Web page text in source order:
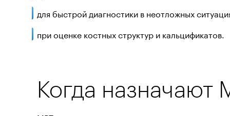
для быстрой диагностики в неотложных
при оценке костных структур и кальцификатов.
Когда назначают